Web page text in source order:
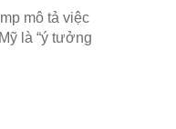
mô tả việc
là “ý tưởng